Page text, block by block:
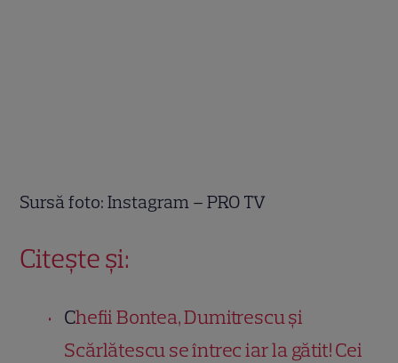
Sursă foto: Instagram – PRO TV
Citește și:
Chefii Bontea, Dumitrescu și
Scărlătescu se întrec iar la gătit! Cei